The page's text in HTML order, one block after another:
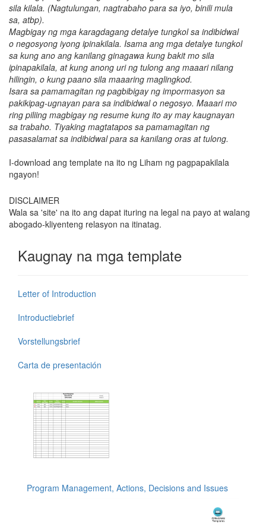
sila kilala. (Nagtulungan, nagtrabaho para sa iyo, binili mula
sa, atbp).
Magbigay ng mga karagdagang detalye tungkol sa indibidwal
o negosyong iyong ipinakilala. Isama ang mga detalye tungkol
sa kung ano ang kanilang ginagawa kung bakit mo sila
ipinapakilala, at kung anong uri ng tulong ang maaari nilang
hilingin, o kung paano sila maaaring maglingkod.
Isara sa pamamagitan ng pagbibigay ng impormasyon sa
pakikipag-ugnayan para sa indibidwal o negosyo. Maaari mo
ring piliing magbigay ng resume kung ito ay may kaugnayan
sa trabaho. Tiyaking magtatapos sa pamamagitan ng
pasasalamat sa indibidwal para sa kanilang oras at tulong.
I-download ang template na ito ng Liham ng pagpapakilala
ngayon!
DISCLAIMER
Wala sa 'site' na ito ang dapat ituring na legal na payo at walang
abogado-kliyenteng relasyon na itinatag.
Kaugnay na mga template
Letter of Introduction
Introductiebrief
Vorstellungsbrief
Carta de presentación
Program Management, Actions, Decisions and Issues